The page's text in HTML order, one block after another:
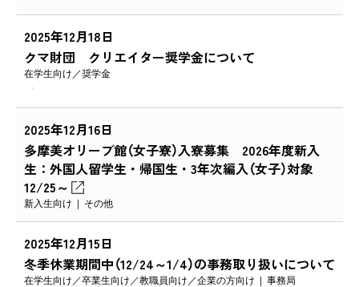
2025年12月18日
クマ財団 クリエイター奨学金について
在学生向け 奨学金
2025年12月16日
多摩美オリーブ館（女子寮）入寮募集 2026年度新入
生：外国人留学生・帰国生・3年次編入（女子）対象
12/25～
新入生向け その他
2025年12月15日
冬季休業期間中（12/24～1/4）の事務取り扱いについて
在学生向け 卒業生向け 教職員向け 企業の方向け 事務局